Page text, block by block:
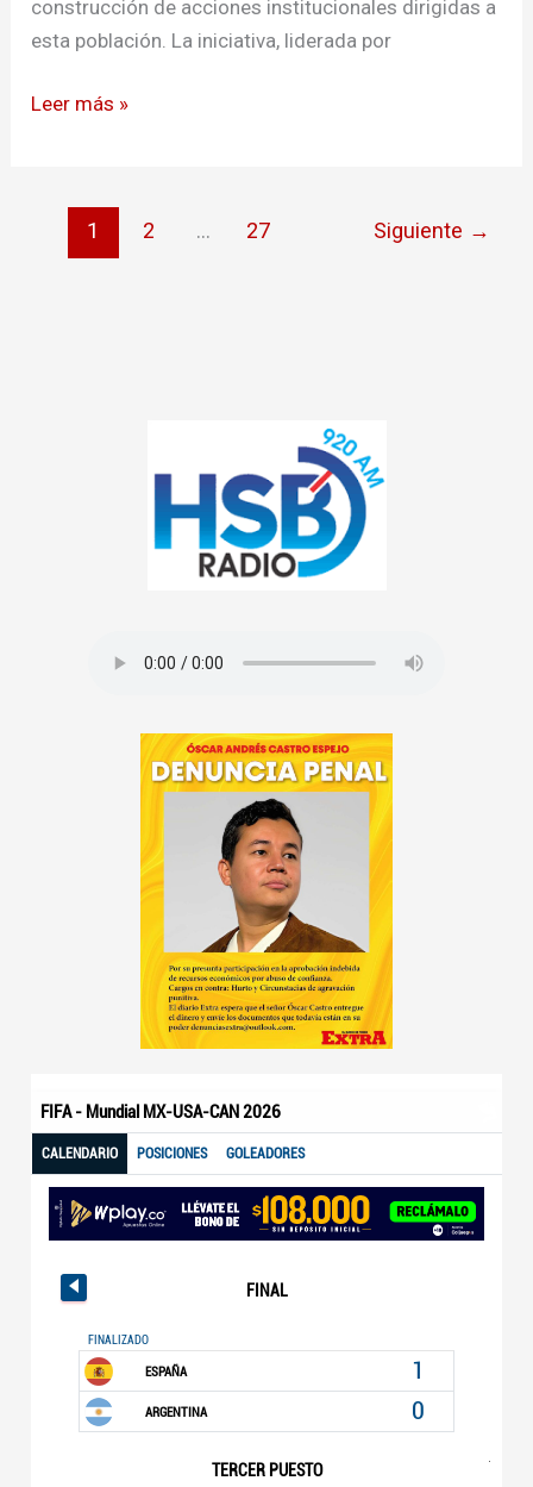
construcción de acciones institucionales dirigidas a
esta población. La iniciativa, liderada por
Leer más »
1 2 … 27 Siguiente →